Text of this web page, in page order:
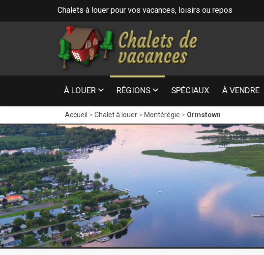
Chalets à louer pour vos vacances, loisirs ou repos
À LOUER RÉGIONS SPÉCIAUX À VENDRE
Accueil Chalet à louer Montérégie Ormstown